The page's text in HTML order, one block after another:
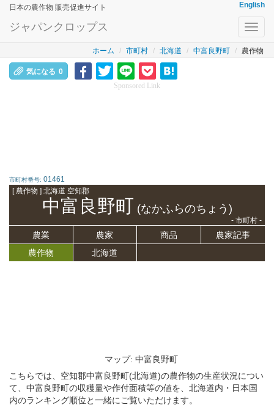
日本の農作物 販売促進サイト English
ジャパンクロップス
ホーム 市町村 北海道 中富良野町 農作物
気になる 0
Sponsored Link
市町村番号: 01461
[ 農作物 ] 北海道 空知郡
中富良野町 (なかふらのちょう)
- 市町村 -
農業 農家 商品
農家記事
農作物
北海道
マップ: 中富良野町
こちらでは、空知郡中富良野町(北海道)の農作物の生産状況につい
て、中富良野町の収穫量や作付面積等の値を、北海道内・日本国
内のランキング順位と一緒にご覧いただけます。